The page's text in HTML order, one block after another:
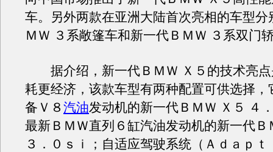
车。另外两款在亚洲大陆首次亮相的车型分
ＭＷ ３系敞篷车和新一代ＢＭＷ ３系双门
据介绍，新一代ＢＭＷ Ｘ５的技术亮点
耗更经济，该款车型有两种配置可供选择，
备Ｖ８ 汽油发动机的新一代ＢＭＷ Ｘ５ ４
最新ＢＭＷ直列６缸汽油发动机的新一代Ｂ
３．０ｓｉ；自适应驾驶系统（Ａｄａｐ